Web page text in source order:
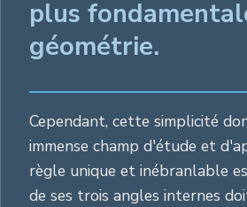
plus
géométrie.
Cependant, cette simplicité
immense champ d'étude et
règle unique et inébranlable
de ses trois angles internes